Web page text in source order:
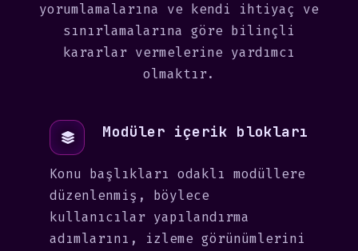
yorumlamalarına ve kendi ihtiyaç ve
sınırlamalarına göre bilinçli
kararlar vermelerine yardımcı
olmaktır.
Modüler içerik blokları
Konu başlıkları odaklı modüllere
düzenlenmiş, böylece
kullanıcılar yapılandırma
adımlarını, izleme görünümlerini